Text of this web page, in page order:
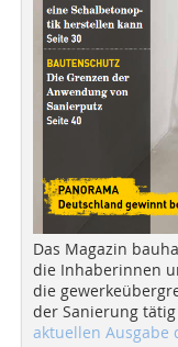
Das Magazin
die Inhaberinnen
die
der Sanierung
aktuellen Ausgabe